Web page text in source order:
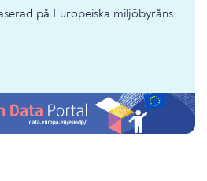
på Europeiska miljöbyråns